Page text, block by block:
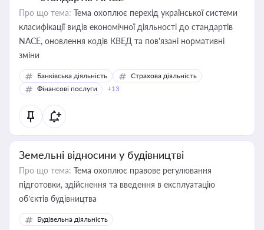
Про що тема: Тема охоплює перехід української системи
класифікації видів економічної діяльності до стандартів
NACE, оновлення кодів КВЕД та пов'язані нормативні
зміни
Банківська діяльність
Страхова діяльність
Фінансові послуги
+13
Земельні відносини у будівництві
Про що тема: Тема охоплює правове регулювання
підготовки, здійснення та введення в експлуатацію
об’єктів будівництва
Будівельна діяльність